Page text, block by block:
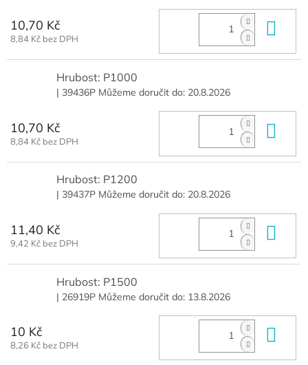
10,70 Kč
8,84 Kč bez DPH
Hrubost: P1000
| 39436P Můžeme doručit do: 20.8.2026
10,70 Kč
8,84 Kč bez DPH
Hrubost: P1200
| 39437P Můžeme doručit do: 20.8.2026
11,40 Kč
9,42 Kč bez DPH
Hrubost: P1500
| 26919P Můžeme doručit do: 13.8.2026
10 Kč
8,26 Kč bez DPH